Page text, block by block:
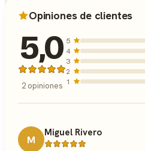
Opiniones de clientes
5,0
2 opiniones
5
4
3
2
1
M
Miguel Rivero